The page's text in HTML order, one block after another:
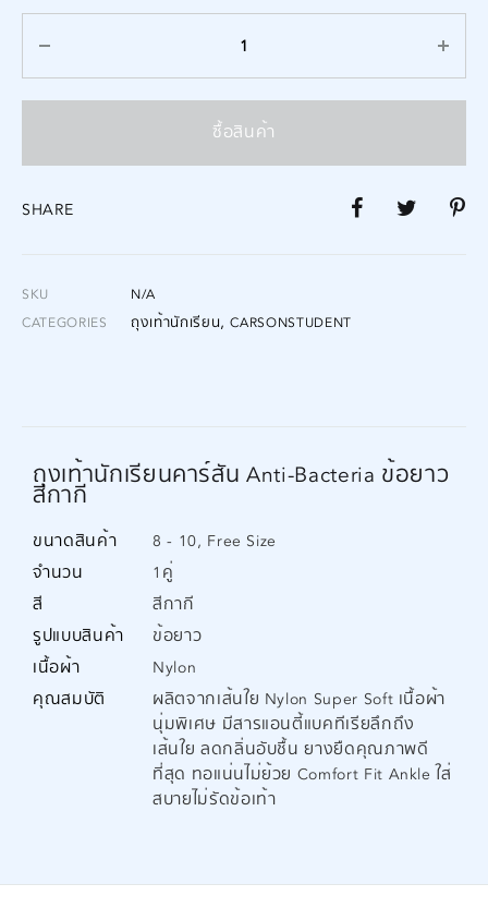
ซื้อสินค้า
SHARE
SKU
N/A
CATEGORIES
ถุงเท้านักเรียน,CARSONSTUDENT
ถุงเท้านักเรียนคาร์สัน Anti-Bacteria ข้อยาว
สีกากี
ขนาดสินค้า
8 - 10, Free Size
จำนวน
1คู่
สี
สีกากี
รูปแบบสินค้า
ข้อยาว
เนื้อผ้า
Nylon
คุณสมบัติ
ผลิตจากเส้นใย Nylon Super Soft เนื้อผ้า
นุ่มพิเศษ มีสารแอนตี้แบคทีเรียลึกถึง
เส้นใย ลดกลิ่นอับชื้น ยางยืดคุณภาพดี
ที่สุด ทอแน่นไม่ย้วย Comfort Fit Ankle ใส่
สบายไม่รัดข้อเท้า